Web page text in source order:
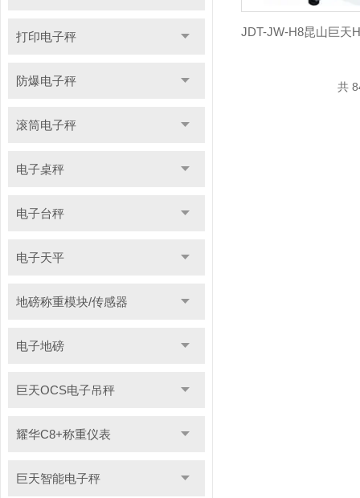
打印电子秤
防爆电子秤
滚筒电子秤
电子桌秤
电子台秤
电子天平
地磅称重模块/传感器
电子地磅
巨天OCS电子吊秤
耀华C8+称重仪表
巨天智能电子秤
共